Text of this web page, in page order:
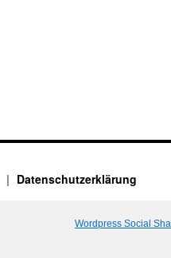
Datenschutzerklärung
Wordpress Social